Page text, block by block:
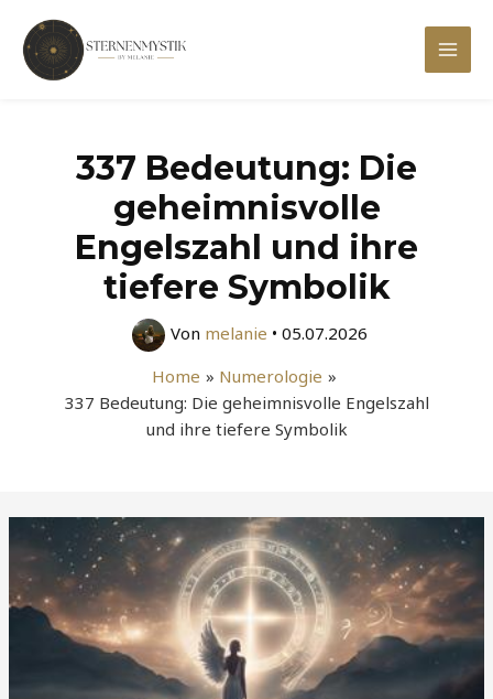
Inhalt
springen
Main
337 Bedeutung: Die
geheimnisvolle
Engelszahl und ihre
tiefere Symbolik
Von melanie • 05.07.2026
Home
Numerologie
337 Bedeutung: Die geheimnisvolle Engelszahl
und ihre tiefere Symbolik